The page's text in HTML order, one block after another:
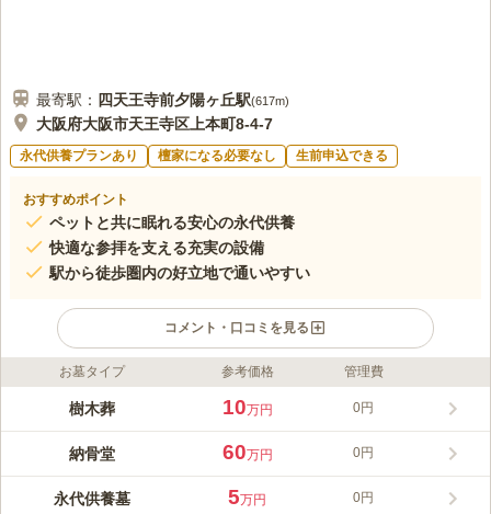
最寄駅： 四天王寺前夕陽ヶ丘駅(617m)
大阪府大阪市天王寺区上本町8-4-7
永代供養プランあり 檀家になる必要なし 生前申込できる
おすすめポイント
ペットと共に眠れる安心の永代供養
快適な参拝を支える充実の設備
駅から徒歩圏内の好立地で通いやすい
コメント・口コミを見る
ライフドット編集部のコメント
宗派不問で年間費・管理費も不要な、新しい形の永代供養墓が完
要望に合わせた選択が可能です。園内は完全バリアフリー設計で
トイレも各所に完備されており、車椅子の方も安心してお参りい
く、後継ぎに不安をお持ちの方でも、末永く安心して大切な方を
お墓タイプ 参考価格 管理費
樹木葬 10万円 0円
納骨堂 60万円 0円
永代供養墓 5万円 0円